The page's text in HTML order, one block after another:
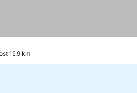
19.9 km